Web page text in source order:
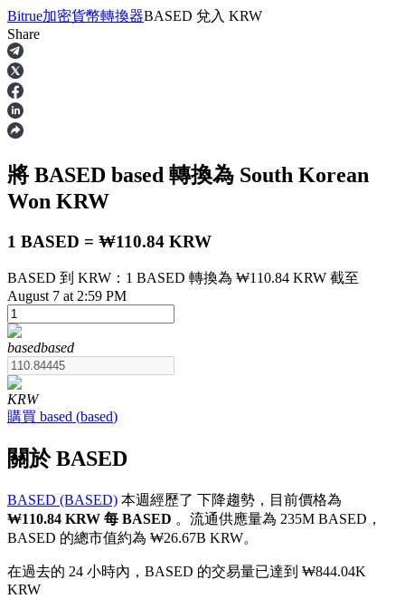
合約
USDT永續
多種以USDT結算的永續合約
幣本位永續
以數字貨幣為保證金的永續合約
Bitrue加密貨幣轉換器BASED 兌入 KRW
Share
將 BASED based 轉換為 South Korean
Won KRW
1 BASED = ₩110.84 KRW
BASED 到 KRW：1 BASED 轉換為 ₩110.84 KRW 截至
August 7 at 2:59 PM
basedbased
KRW
購買 based (based)
關於 BASED
BASED (BASED) 本週經歷了 下降趨勢，目前價格為
₩110.84 KRW 每 BASED 。流通供應量為 235M BASED，
BASED 的總市值約為 ₩26.67B KRW。
在過去的 24 小時內，BASED 的交易量已達到 ₩844.04K
KRW